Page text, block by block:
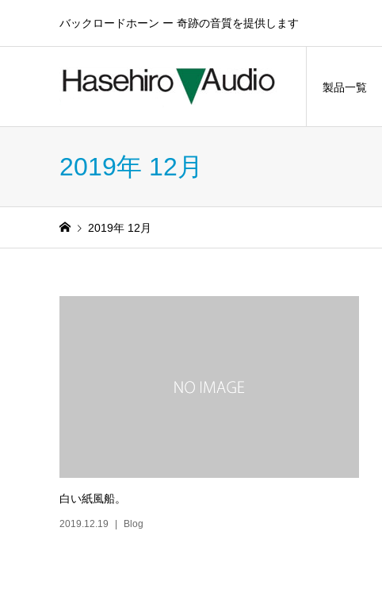
バックロードホーン ー 奇跡の音質を提供します
製品一覧
2019年 12月
2019年 12月
白い紙風船。
2019.12.19 Blog